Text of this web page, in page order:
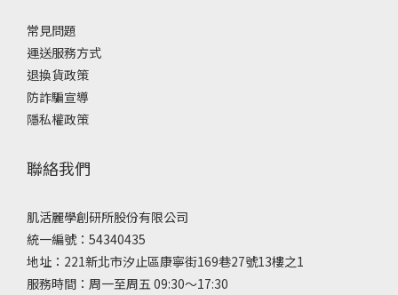
常見問題
運送服務方式
退換貨政策
防詐騙宣導
隱私權政策
聯絡我們
肌活麗學創研所股份有限公司
統一編號：54340435
地址：221新北市汐止區康寧街169巷27號13樓之1
服務時間：周一至周五 09:30～17:30